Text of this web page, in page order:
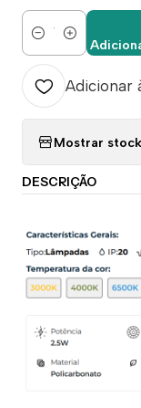
Quantidade
Adicionar
Mostrar
DESCRIÇÃO